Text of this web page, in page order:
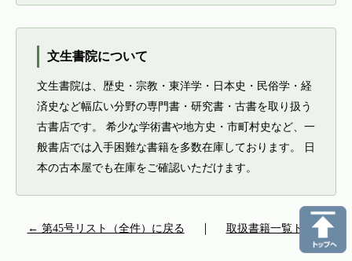
文生書院について
文生書院は、歴史・宗教・東洋学・日本史・民俗学・経
済史など幅広い分野の専門書・研究書・古書を取り扱う
古書店です。 希少な学術書や地方史・市町村史など、一
般書店では入手困難な書籍を多数在庫しております。 日
本の古本屋でも在庫をご確認いただけます。
← 第45号リスト（全件）に戻る 取扱書籍一覧トップ